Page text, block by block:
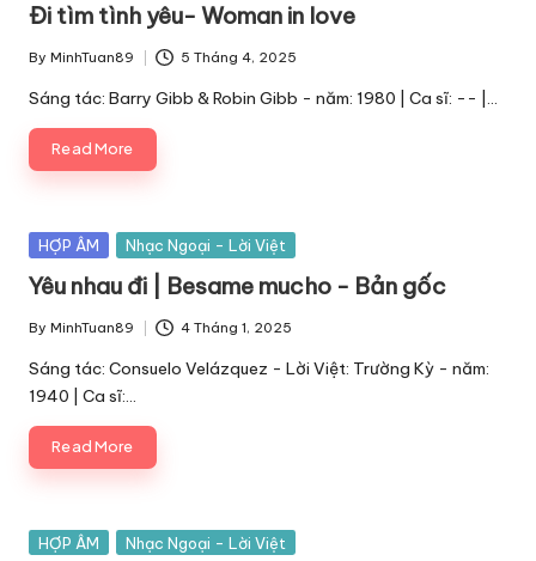
Đi tìm tình yêu- Woman in love
Posted
by
By MinhTuan89 5 Tháng 4, 2025
Sáng tác: Barry Gibb & Robin Gibb - năm: 1980 | Ca sĩ: -- |…
Read More
Posted
HỢP ÂM Nhạc Ngoại - Lời Việt
Yêu nhau đi | Besame mucho - Bản gốc
Posted
by
By MinhTuan89 4 Tháng 1, 2025
Sáng tác: Consuelo Velázquez - Lời Việt: Trường Kỳ - năm:
1940 | Ca sĩ:…
Read More
Posted
HỢP ÂM Nhạc Ngoại - Lời Việt